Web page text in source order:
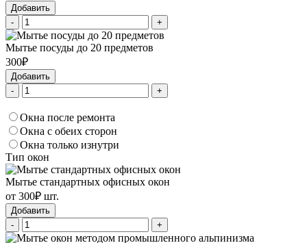
Добавить
-
+
Мытье посуды до 20 предметов
300₽
Добавить
-
+
Окна после ремонта
Окна с обеих сторон
Окна только изнутри
Тип окон
Мытье стандартных офисных окон
от 300₽ шт.
Добавить
-
+